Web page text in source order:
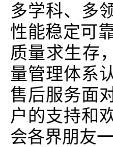
多学科、多
性能稳定可
质量求生存
量管理体系
售后服务面
户的支持和
会各界朋友